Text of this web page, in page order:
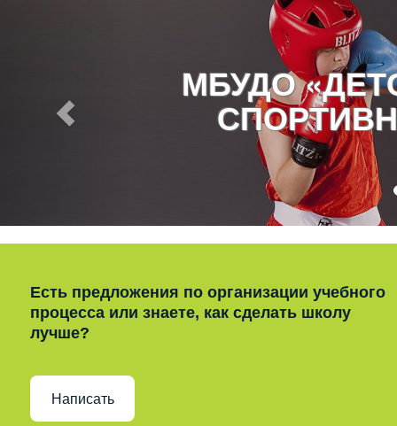
МБУДО
Есть предложения по организации учебного
процесса или знаете, как сделать школу
лучше?
Написать